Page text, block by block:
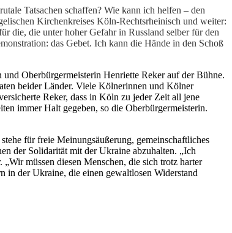
Tatsachen schaffen? Wie kann ich helfen – den
Kirchenkreises Köln-Rechtsrheinisch und weiter:
die, die unter hoher Gefahr in Russland selber für den
das Gebet. Ich kann die Hände in den Schoß
Oberbürgermeisterin Henriette Reker auf der Bühne.
beider Länder. Viele Kölnerinnen und Kölner
Reker, dass in Köln zu jeder Zeit all jene
immer Halt gegeben, so die Oberbürgermeisterin.
für freie Meinungsäußerung, gemeinschaftliches
der Solidarität mit der Ukraine abzuhalten. „Ich
müssen diesen Menschen, die sich trotz harter
in der Ukraine, die einen gewaltlosen Widerstand